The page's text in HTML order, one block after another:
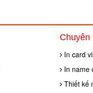
Chuyên
In card
In name
Thiết kế